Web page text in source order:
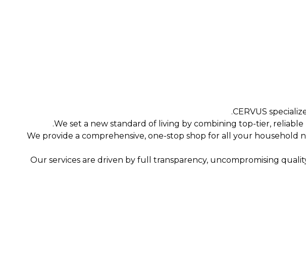
CERVUS
We set a new standard of living by combining top-tier,
We provide a comprehensive, one-stop shop for all your
Our services are driven by full transparency, uncompromising